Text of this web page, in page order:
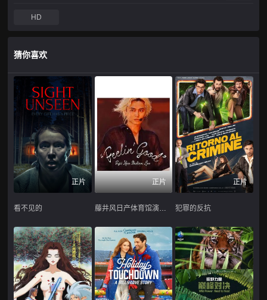
HD
猜你喜欢
正片
看不见的
正片
藤井风日产体育馆演唱会 ''Feelin' Good''
正片
犯罪的反抗